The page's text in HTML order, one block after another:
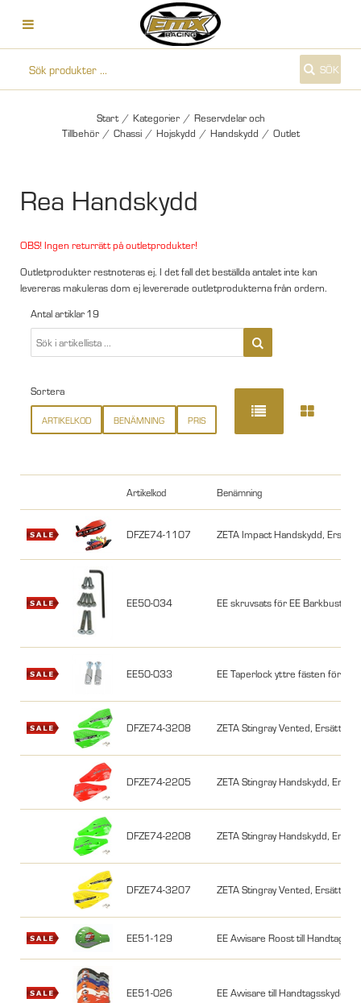
SÖK
Start / Kategorier / Reservdelar och
Tillbehör / Chassi / Hojskydd / Handskydd / Outlet
Rea Handskydd
OBS! Ingen returrätt på outletprodukter!
Outletprodukter restnoteras ej. I det fall det beställda antalet inte kan
levereras makuleras dom ej levererade outletprodukterna från ordern.
Antal artiklar19
Sortera
ARTIKELKOD BENÄMNING PRIS
Artikelkod Benämning
DFZE74-1107 ZETA Impact Handskydd,
EE50-034 EE skruvsats för EE
EE50-033 EE Taperlock yttre fästen för EE
DFZE74-3208 ZETA Stingray Vented,
DFZE74-2205 ZETA Stingray Handskydd,
DFZE74-2208 ZETA Stingray Handskydd,
DFZE74-3207 ZETA Stingray Vented,
EE51-129 EE Avvisare Roost till
EE51-026 EE Avvisare till Handtagsskydd,